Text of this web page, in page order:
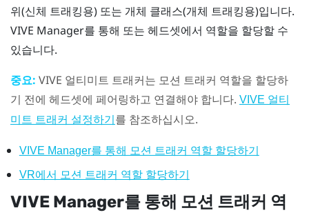
위(신체 트래킹용) 또는 개체 클래스(개체 트래킹용)입니다.
VIVE Manager를 통해 또는 헤드셋에서 역할을 할당할 수
있습니다.
중요: VIVE 얼티미트 트래커는 모션 트래커 역할을 할당하
기 전에 헤드셋에 페어링하고 연결해야 합니다. VIVE 얼티
미트 트래커 설정하기 를 참조하십시오.
VIVE Manager를 통해 모션 트래커 역할 할당하기
VR에서 모션 트래커 역할 할당하기
VIVE Manager를 통해 모션 트래커 역